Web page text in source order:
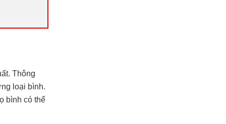
Thông
loại bình.
bình có thể